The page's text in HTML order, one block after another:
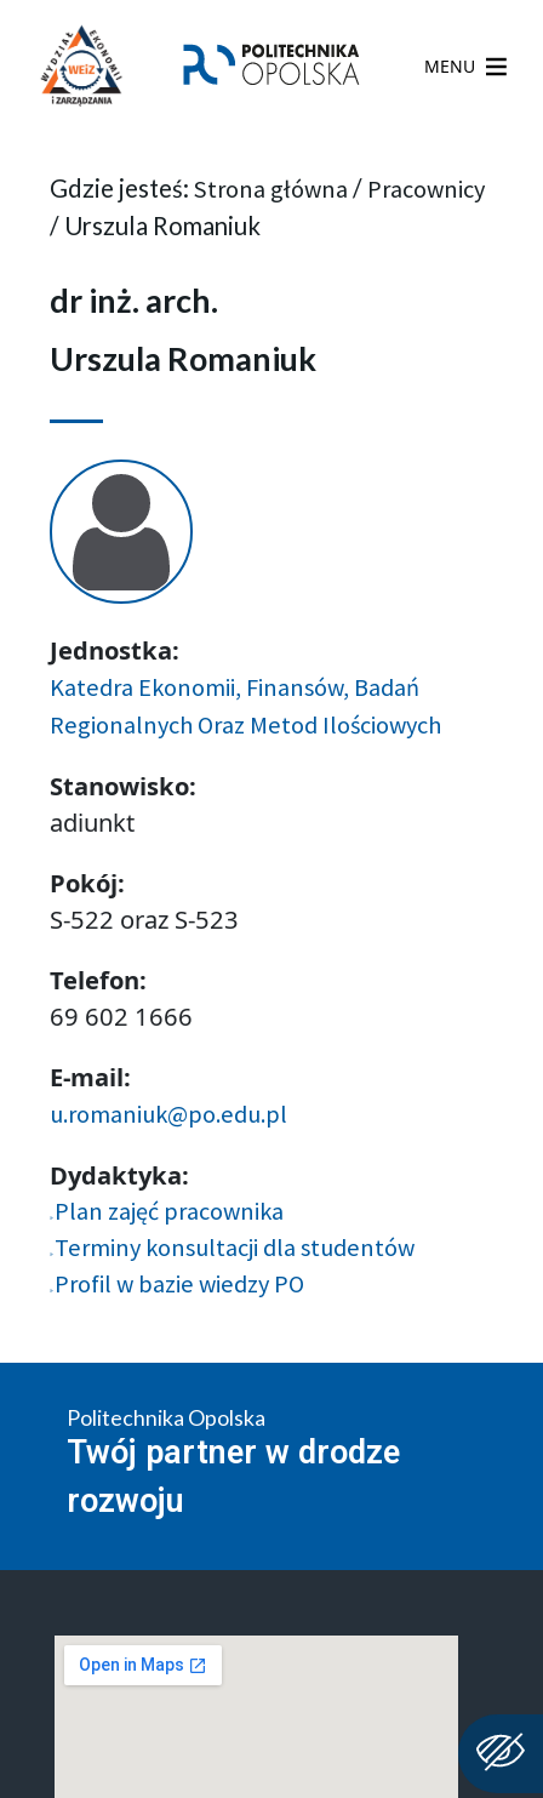
MENU
Gdzie jesteś: Strona główna / Pracownicy
/ Urszula Romaniuk
dr inż. arch.
Urszula Romaniuk
Jednostka:
Katedra Ekonomii, Finansów, Badań
Regionalnych Oraz Metod Ilościowych
Stanowisko:
adiunkt
Pokój:
S-522 oraz S-523
Telefon:
69 602 1666
E-mail:
u.romaniuk@po.edu.pl
Dydaktyka:
Plan zajęć pracownika
Terminy konsultacji dla studentów
Profil w bazie wiedzy PO
Politechnika Opolska
Twój partner w drodze
rozwoju